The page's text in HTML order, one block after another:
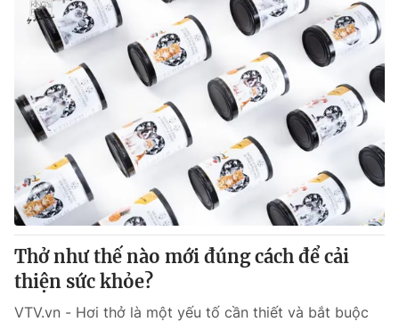
Thở như thế nào mới đúng cách để cải
thiện sức khỏe?
VTV.vn - Hơi thở là một yếu tố cần thiết và bắt buộc